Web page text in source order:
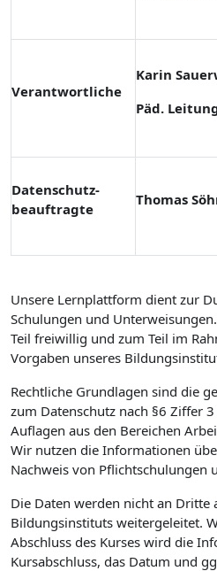
Verantwortliche
Karin
Päd.
Datenschutz-
beauftragte
Thomas
Unsere Lernplattform dient zur
Schulungen und
Teil freiwillig und zum Teil im
Vorgaben unseres
Rechtliche Grundlagen sind die
zum Datenschutz nach §6 Ziffer 3
Auflagen aus den Bereichen
Wir nutzen die Informationen
Nachweis von Pflichtschulungen
Die Daten werden nicht an Dritte
Bildungsinstituts weitergeleitet.
Abschluss des Kurses wird die
Kursabschluss, das Datum und